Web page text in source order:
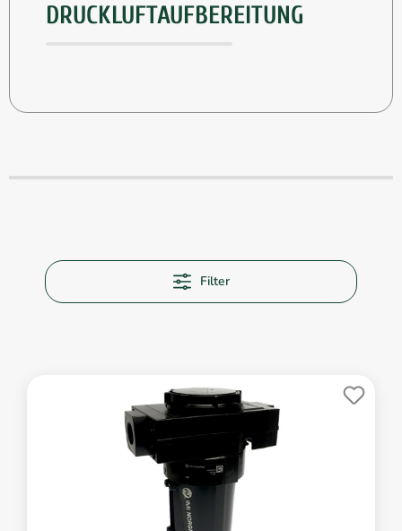
DRUCKLUFTAUFBEREITUNG
Filter